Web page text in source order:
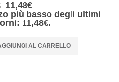
11,48€
più basso degli ultimi
11,48€.
AL CARRELLO